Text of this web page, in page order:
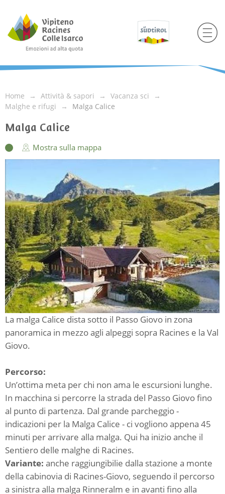
Home Attività & sapori
Vacanza sci
Malghe e rifugi
Malga Calice
Malga Calice
Mostra sulla mappa
La malga Calice dista sotto il Passo Giovo in zona
panoramica in mezzo agli alpeggi sopra Racines e la Val
Giovo.
Percorso:
Un’ottima meta per chi non ama le escursioni lunghe.
In macchina si percorre la strada del Passo Giovo fino
al punto di partenza. Dal grande parcheggio -
indicazioni per la Malga Calice - ci vogliono appena 45
minuti per arrivare alla malga. Qui ha inizio anche il
Sentiero delle malghe di Racines.
Variante: anche raggiungibilie dalla stazione a monte
della cabinovia di Racines-Giovo, seguendo il percorso
a sinistra alla malga Rinneralm e in avanti fino alla